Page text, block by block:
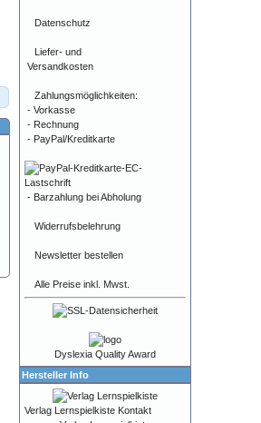
Datenschutz
Liefer- und
Versandkosten
Zahlungsmöglichkeiten:
- Vorkasse
- Rechnung
- PayPal/Kreditkarte
- Barzahlung bei Abholung
Widerrufsbelehrung
Newsletter bestellen
Alle Preise inkl. Mwst.
Dyslexia Quality Award
Hersteller Info
Verlag Lernspielkiste Kontakt